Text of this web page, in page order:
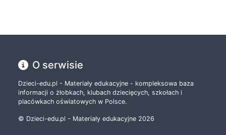
O serwisie
Dzieci-edu.pl - Materiały edukacyjne - kompleksowa baza
informacji o żłobkach, klubach dziecięcych, szkołach i
placówkach oświatowych w Polsce.
© Dzieci-edu.pl - Materiały edukacyjne 2026